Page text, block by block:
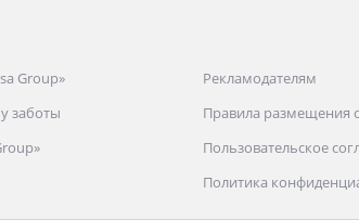
Group»
заботы
Рекламодателям
Правила размещения
Пользовательское
Политика